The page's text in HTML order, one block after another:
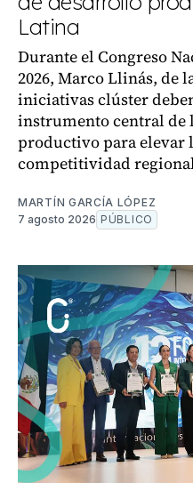
Latina
Durante el Congreso
2026, Marco Llinás, de
iniciativas clúster
instrumento central de
productivo para
competitividad
MARTÍN GARCÍA LÓPEZ
7 agosto 2026 PÚBLICO